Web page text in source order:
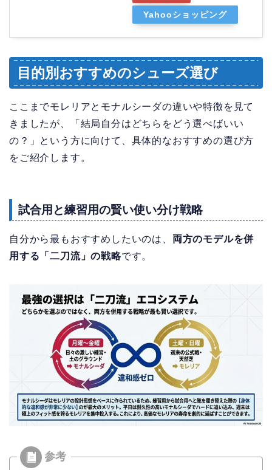
Yahooショッピング
目的別おすすめのシューズ選び
ここまでモレリアとモナルシーダの違いや特徴を見て
きましたが、「結局自分はどちらをどう選べばいい
の？」という方に向けて、具体的なおすすめの選び方
をご紹介します。
試合用と練習用の賢い使い分け戦略
自分から最もおすすめしたいのは、 両方のモデルを併
用する「二刀流」の戦略です。